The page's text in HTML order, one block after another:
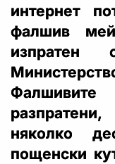
интернет
фалшив
изпратен
няколко
пощенски